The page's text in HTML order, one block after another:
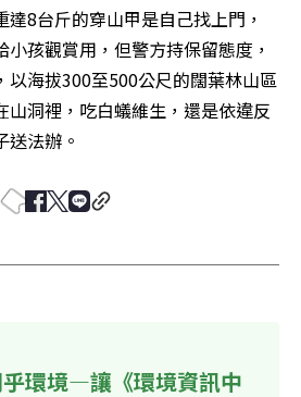
8台斤的穿山甲是自己找上門，
孩觀賞用，但警方持保留態度，
以海拔300至500公尺的闊葉林山區
山洞裡，吃白蟻維生，還是依違反
送法辦。
環境—讓《環境資訊中